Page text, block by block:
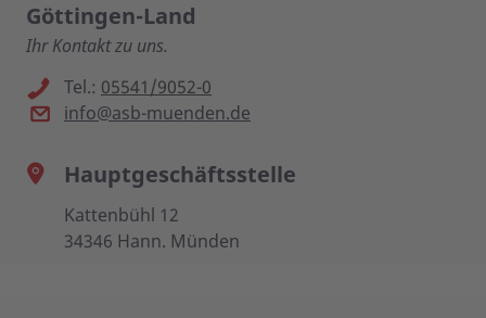
Göttingen-Land
Ihr Kontakt zu uns.
Tel.: 05541/9052-0
info@asb-muenden.de
Hauptgeschäftsstelle
Kattenbühl 12
34346 Hann. Münden